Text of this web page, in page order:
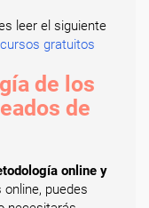
leer el siguiente
gratuitos
de los
de
online y
online, puedes